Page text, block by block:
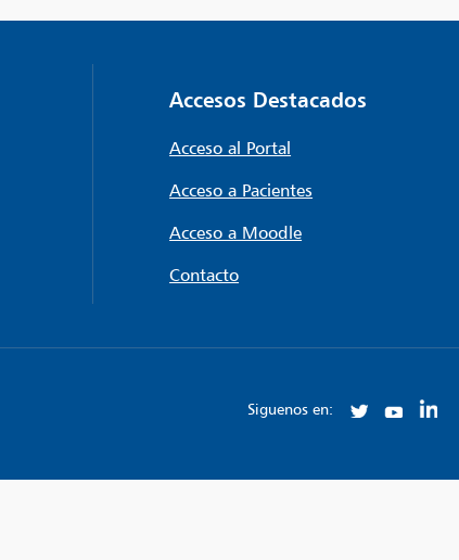
Accesos Destacados
Acceso al Portal
Acceso a Pacientes
Acceso a Moodle
Contacto
Siguenos en: